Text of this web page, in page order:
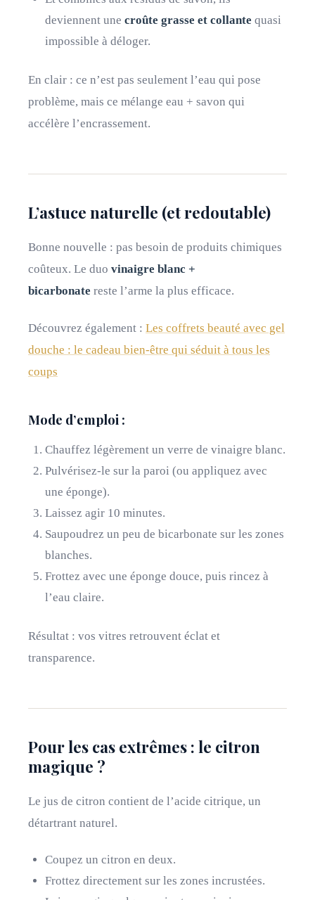
deviennent une croûte grasse et collante quasi
impossible à déloger.
En clair : ce n’est pas seulement l’eau qui pose
problème, mais ce mélange eau + savon qui
accélère l’encrassement.
L’astuce naturelle (et redoutable)
Bonne nouvelle : pas besoin de produits chimiques
coûteux. Le duo vinaigre blanc +
bicarbonate reste l’arme la plus efficace.
Découvrez également : Les coffrets beauté avec gel
douche : le cadeau bien-être qui séduit à tous les
coups
Mode d’emploi :
Chauffez légèrement un verre de vinaigre blanc.
Pulvérisez-le sur la paroi (ou appliquez avec
une éponge).
Laissez agir 10 minutes.
Saupoudrez un peu de bicarbonate sur les zones
blanches.
Frottez avec une éponge douce, puis rincez à
l’eau claire.
Résultat : vos vitres retrouvent éclat et
transparence.
Pour les cas extrêmes : le citron
magique ?
Le jus de citron contient de l’acide citrique, un
détartrant naturel.
Coupez un citron en deux.
Frottez directement sur les zones incrustées.